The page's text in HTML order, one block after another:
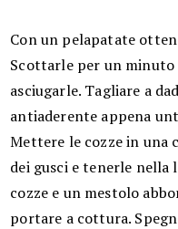
Con un pelapatate
Scottarle per un minuto
asciugarle. Tagliare a
antiaderente appena
Mettere le cozze in una
dei gusci e tenerle
cozze e un mestolo
portare a cottura.